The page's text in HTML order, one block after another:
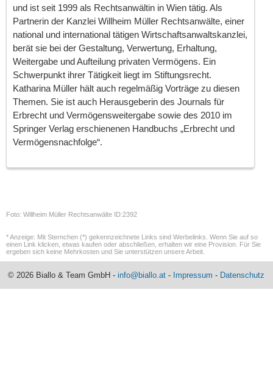
und ist seit 1999 als Rechtsanwältin in Wien tätig. Als
Partnerin der Kanzlei Willheim Müller Rechtsanwälte, einer
national und international tätigen Wirtschaftsanwaltskanzlei,
berät sie bei der Gestaltung, Verwertung, Erhaltung,
Weitergabe und Aufteilung privaten Vermögens. Ein
Schwerpunkt ihrer Tätigkeit liegt im Stiftungsrecht.
Katharina Müller hält auch regelmäßig Vorträge zu diesen
Themen. Sie ist auch Herausgeberin des Journals für
Erbrecht und Vermögensweitergabe sowie des 2010 im
Springer Verlag erschienenen Handbuchs „Erbrecht und
Vermögensnachfolge“.
Foto: Willheim Müller Rechtsanwälte ID:2392
* Anzeige: Mit Sternchen (*) gekennzeichnete Links sind Werbelinks. Wenn Sie auf so
einen Link klicken, etwas kaufen oder abschließen, erhalten wir eine Provision. Für Sie
ergeben sich keine Mehrkosten und Sie unterstützen unsere Arbeit.
© 2026 Biallo & Team GmbH -info@biallo.at - Impressum - Datenschutz